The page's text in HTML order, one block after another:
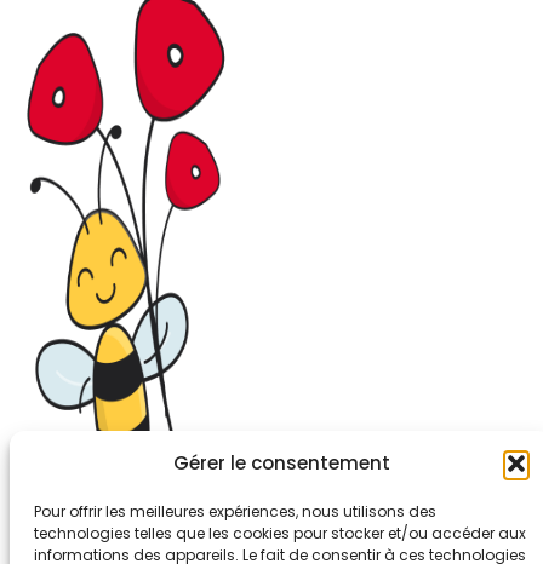
Gérer le consentement
Pour offrir les meilleures expériences, nous utilisons des
technologies telles que les cookies pour stocker et/ou accéder aux
informations des appareils. Le fait de consentir à ces technologies